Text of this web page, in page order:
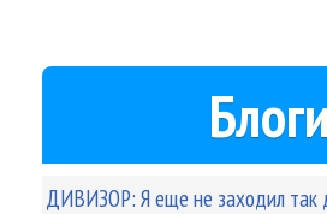
Блоги
ДИВИЗОР: Я еще не заходил так